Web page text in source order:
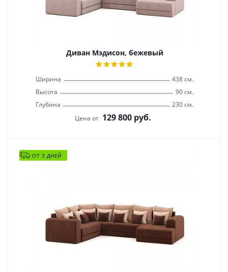
Диван Мэдисон, бежевый
Ширина
438 см.
Высота
90 см.
Глубина
230 см.
Цена от 129 800руб.
ОТ 3 ДНЕЙ